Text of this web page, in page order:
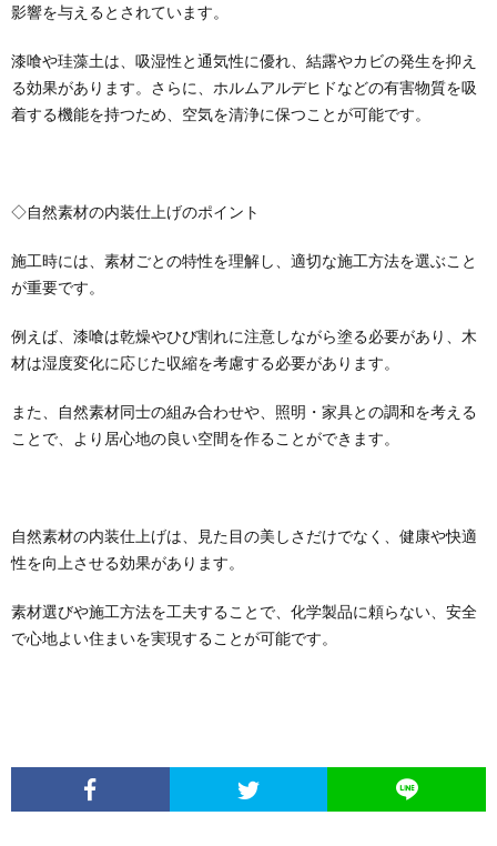
影響を与えるとされています。
漆喰や珪藻土は、吸湿性と通気性に優れ、結露やカビの発生を抑え
る効果があります。さらに、ホルムアルデヒドなどの有害物質を吸
着する機能を持つため、空気を清浄に保つことが可能です。
◇自然素材の内装仕上げのポイント
施工時には、素材ごとの特性を理解し、適切な施工方法を選ぶこと
が重要です。
例えば、漆喰は乾燥やひび割れに注意しながら塗る必要があり、木
材は湿度変化に応じた収縮を考慮する必要があります。
また、自然素材同士の組み合わせや、照明・家具との調和を考える
ことで、より居心地の良い空間を作ることができます。
自然素材の内装仕上げは、見た目の美しさだけでなく、健康や快適
性を向上させる効果があります。
素材選びや施工方法を工夫することで、化学製品に頼らない、安全
で心地よい住まいを実現することが可能です。